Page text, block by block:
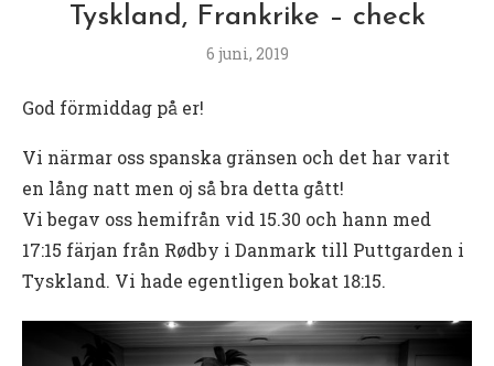
Tyskland, Frankrike – check
6 juni, 2019
God förmiddag på er!
Vi närmar oss spanska gränsen och det har varit
en lång natt men oj så bra detta gått!
Vi begav oss hemifrån vid 15.30 och hann med
17:15 färjan från Rødby i Danmark till Puttgarden i
Tyskland. Vi hade egentligen bokat 18:15.